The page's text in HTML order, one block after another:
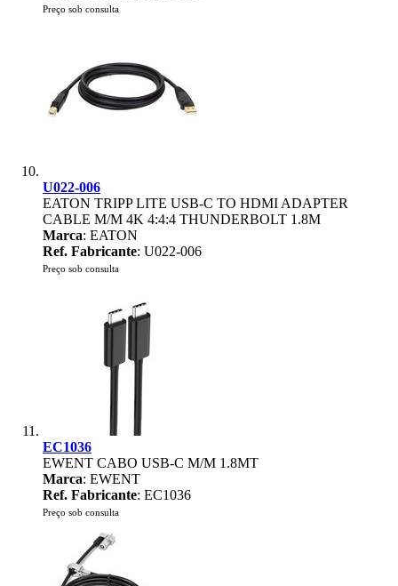
Preço sob consulta
U022-006
EATON TRIPP LITE USB-C TO HDMI ADAPTER
CABLE M/M 4K 4:4:4 THUNDERBOLT 1.8M
Marca: EATON
Ref. Fabricante: U022-006
Preço sob consulta
EC1036
EWENT CABO USB-C M/M 1.8MT
Marca: EWENT
Ref. Fabricante: EC1036
Preço sob consulta